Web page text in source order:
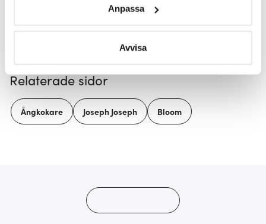
Ta reda på mer om hur dina personliga uppgifter
Du kan ändra eller dra tillbaka ditt samtycke när som
Vi använder cookies för att innehållet och annonserna
ska anpassas efter det som vi tror att du tycker om. Det
gör också att vi kan analysera vår trafik och göra
Anpassa
Avvisa
Låt dig inspireras av våra kunder
Relaterade sidor
Ångkokare Joseph Joseph Bloom